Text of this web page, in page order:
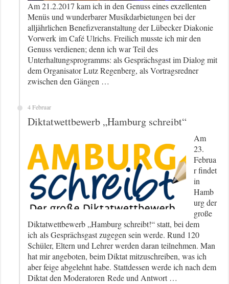
Am 21.2.2017 kam ich in den Genuss eines exzellenten
Menüs und wunderbarer Musikdarbietungen bei der
alljährlichen Benefizveranstaltung der Lübecker Diakonie
Vorwerk im Café Ulrichs. Freilich musste ich mir den
Genuss verdienen; denn ich war Teil des
Unterhaltungsprogramms: als Gesprächsgast im Dialog mit
dem Organisator Lutz Regenberg, als Vortragsredner
zwischen den Gängen …
4 Februar
Diktatwettbewerb „Hamburg schreibt“
Am
23.
Februa
r findet
in
Hamb
urg der
große
Diktatwettbewerb „Hamburg schreibt!“ statt, bei dem
ich als Gesprächsgast zugegen sein werde. Rund 120
Schüler, Eltern und Lehrer werden daran teilnehmen. Man
hat mir angeboten, beim Diktat mitzuschreiben, was ich
aber feige abgelehnt habe. Stattdessen werde ich nach dem
Diktat den Moderatoren Rede und Antwort …